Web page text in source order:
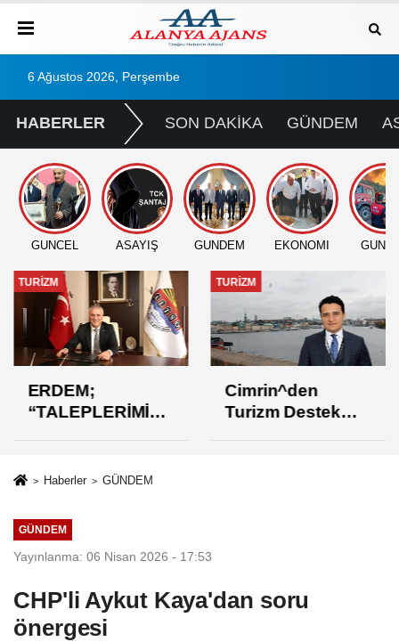
6 Ağustos 2026, Perşembe
HABERLER SON DAKİKA GÜNDEM
GÜNCEL ASAYİŞ GÜNDEM EKONOMİ
TURİZM
ERDEM;
“TALEPLERİMİZİ
MEMNUNUZ”
TURİZM
Cimrin^den
Turizm Destek
Haberler GÜNDEM
GÜNDEM
Yayınlanma: 06 Nisan 2026 - 17:53
CHP'li Aykut Kaya'dan soru
önergesi